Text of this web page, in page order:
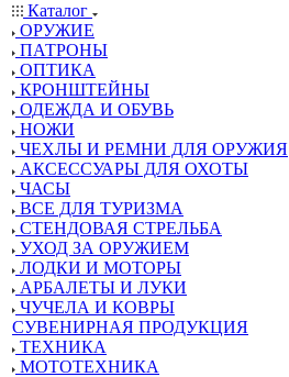
Каталог
ОРУЖИЕ
ПАТРОНЫ
ОПТИКА
КРОНШТЕЙНЫ
ОДЕЖДА И ОБУВЬ
НОЖИ
ЧЕХЛЫ И РЕМНИ ДЛЯ ОРУЖИЯ
АКСЕССУАРЫ ДЛЯ ОХОТЫ
ЧАСЫ
ВСЕ ДЛЯ ТУРИЗМА
СТЕНДОВАЯ СТРЕЛЬБА
УХОД ЗА ОРУЖИЕМ
ЛОДКИ И МОТОРЫ
АРБАЛЕТЫ И ЛУКИ
ЧУЧЕЛА И КОВРЫ
СУВЕНИРНАЯ ПРОДУКЦИЯ
ТЕХНИКА
МОТОТЕХНИКА